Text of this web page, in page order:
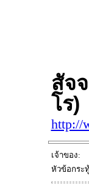
สัจ
โร)
http://
เจ้าของ:
หัวข้อกระ